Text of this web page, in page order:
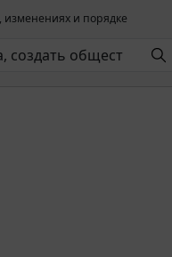
изменениях и порядке